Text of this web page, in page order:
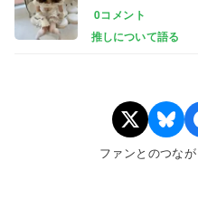
0コメント
推しについて語る
ファンとのつな